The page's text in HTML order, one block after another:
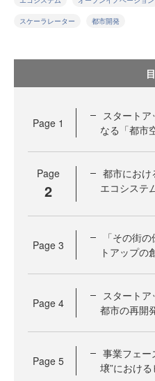
スケーラレーター 都市開発
Page 1
スタートア
なる「都市
Page
2
都市におけ
エコシステ
Page 3
「その街
トアップの
Page 4
スタートア
都市の再開
Page 5
事業フェー
壌”におけ